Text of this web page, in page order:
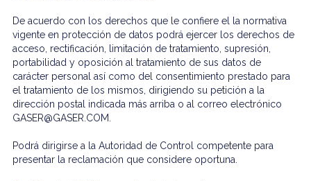
De acuerdo con los derechos que le confiere el la normativa
vigente en protección de datos podrá ejercer los derechos de
acceso, rectificación, limitación de tratamiento, supresión,
portabilidad y oposición al tratamiento de sus datos de
carácter personal así como del consentimiento prestado para
el tratamiento de los mismos, dirigiendo su petición a la
dirección postal indicada más arriba o al correo electrónico
GASER@GASER.COM.
Podrá dirigirse a la Autoridad de Control competente para
presentar la reclamación que considere oportuna.